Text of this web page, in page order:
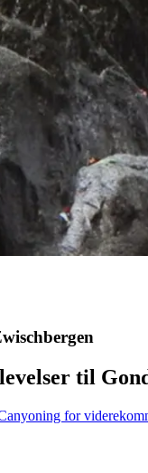
til
for